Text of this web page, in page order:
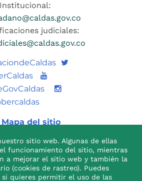
judiciales:
Twitter
Youtube
Mapa del sitio
sitio web. Algunas de ellas
funcionamiento del sitio, mientras
a mejorar el sitio web y también la
(cookies de rastreo). Puedes
quieres permitir el uso de las